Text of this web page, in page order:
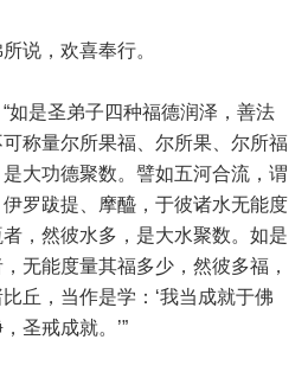
说，欢喜奉行。
如是圣弟子四种福德润泽，善法
称量尔所果福、尔所果、尔所福
大功德聚数。譬如五河合流，谓
罗跋提、摩醯，于彼诸水无能度
，然彼水多，是大水聚数。如是
无能度量其福多少，然彼多福，
丘，当作是学：‘我当成就于佛
圣戒成就。’”